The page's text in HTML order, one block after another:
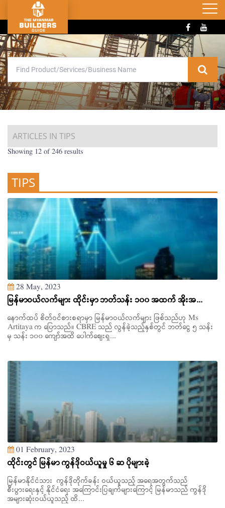
ARTICLES IN TIPS
Showing 12 of 246 results
TIPS
28 May, 2023
မြန်မာဝယ်လက်များ ထိုင်းမှာ ဘတ်သန်း ၁၀၀ အထက် အိုးအ...
နောက်ထပ် စိတ်ဝင်စားစရာမှာ မြန်မာဝယ်လက်များ ဖြစ်သည်ဟု Ms
Artitaya က ပြောသည်။ CBRE သည် လွန်ခဲ့သည့်နှစ်တွင် ဘတ်ငွေ ၅ သန်း
မှ သန်း ၁၀၀ ကျော်အထိ ပေါက်ဈေးရှ...
01 February, 2023
ထိုင်းတွင် မြန်မာ ကွန်ဒိုဝယ်ယူမှု ၆ ဆ ပိုများခဲ့
မြန်မာနိုင်ငံသား ကွန်ဒိုတိုက်ခန်း ဝယ်ယူသည့် အရေအတွက်သည်
စီးပွားရေးနှင့် နိုင်ငံရေး အကြောင်းပြချက်များကြောင့် မြန်မာသည် ကွန်ဒို
အများဆုံးဝယ်ယူသည့် ထိ...